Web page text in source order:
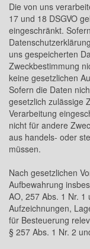
Die von uns
17 und 18 DSGVO
eingeschränkt.
uns gespeicherten
Zweckbestimmung
keine gesetzlichen
Sofern die Daten
gesetzlich zulässige
Verarbeitung
nicht für andere
aus handels- oder
müssen.
Nach gesetzlichen
Aufbewahrung
AO, 257 Abs. 1 Nr. 1
Aufzeichnungen,
für Besteuerung
§ 257 Abs. 1 Nr. 2